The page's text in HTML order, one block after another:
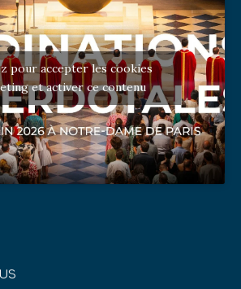
pour accepter les cookies
et activer ce contenu